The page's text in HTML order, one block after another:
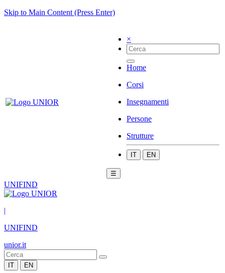
Skip to Main Content (Press Enter)
×
Home
Corsi
Insegnamenti
Persone
Strutture
IT EN
☰
UNIFIND
|
UNIFIND
unior.it
IT EN